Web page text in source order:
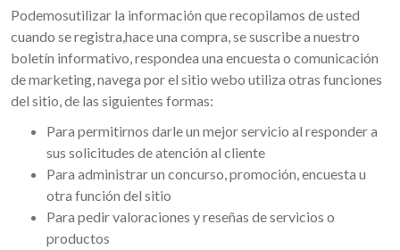
Podemosutilizar la información que recopilamos de usted
cuando se registra,hace una compra, se suscribe a nuestro
boletín informativo, respondea una encuesta o comunicación
de marketing, navega por el sitio webo utiliza otras funciones
del sitio, de las siguientes formas:
Para permitirnos darle un mejor servicio al responder a
sus solicitudes de atención al cliente
Para administrar un concurso, promoción, encuesta u
otra función del sitio
Para pedir valoraciones y reseñas de servicios o
productos